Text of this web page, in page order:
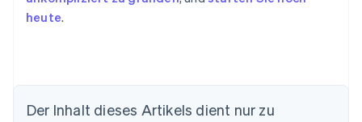
heute.
Der Inhalt dieses Artikels dient nur zu